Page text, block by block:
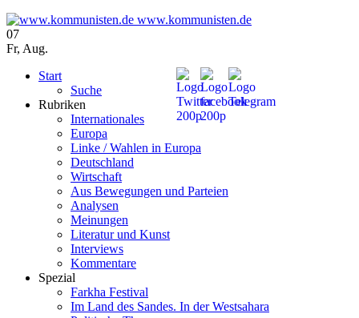
www.kommunisten.de
07
Fr, Aug.
Start
Suche
Rubriken
Internationales
Europa
Linke / Wahlen in Europa
Deutschland
Wirtschaft
Aus Bewegungen und Parteien
Analysen
Meinungen
Literatur und Kunst
Interviews
Kommentare
Spezial
Farkha Festival
Im Land des Sandes. In der Westsahara